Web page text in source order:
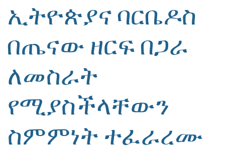
ኢትዮጵያና ባርቤዶስ
በጤናው ዘርፍ በጋራ
ለመስራት
የሚያስችላቸውን
ስምምነት ተፈራረሙ